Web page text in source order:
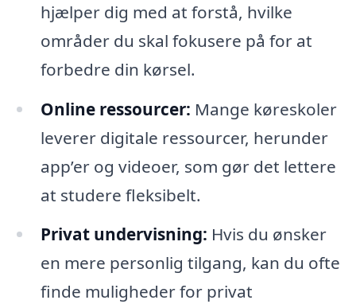
hjælper dig med at forstå, hvilke
områder du skal fokusere på for at
forbedre din kørsel.
Online ressourcer: Mange køreskoler
leverer digitale ressourcer, herunder
app’er og videoer, som gør det lettere
at studere fleksibelt.
Privat undervisning: Hvis du ønsker
en mere personlig tilgang, kan du ofte
finde muligheder for privat